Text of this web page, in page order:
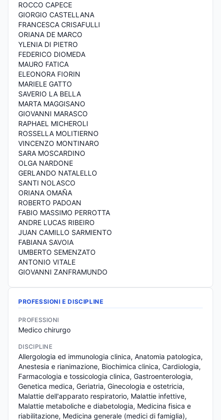
ROCCO CAPECE
GIORGIO CASTELLANA
FRANCESCA CRISAFULLI
ORIANA DE MARCO
YLENIA DI PIETRO
FEDERICO DIOMEDA
MAURO FATICA
ELEONORA FIORIN
MARIELE GATTO
SAVERIO LA BELLA
MARTA MAGGISANO
GIOVANNI MARASCO
RAPHAEL MICHEROLI
ROSSELLA MOLITIERNO
VINCENZO MONTINARO
SARA MOSCARDINO
OLGA NARDONE
GERLANDO NATALELLO
SANTI NOLASCO
ORIANA OMAÑA
ROBERTO PADOAN
FABIO MASSIMO PERROTTA
ANDRE LUCAS RIBEIRO
JUAN CAMILLO SARMIENTO
FABIANA SAVOIA
UMBERTO SEMENZATO
ANTONIO VITALE
GIOVANNI ZANFRAMUNDO
PROFESSIONI E DISCIPLINE
PROFESSIONI
Medico chirurgo
DISCIPLINE
Allergologia ed immunologia clinica, Anatomia patologica,
Anestesia e rianimazione, Biochimica clinica, Cardiologia,
Farmacologia e tossicologia clinica, Gastroenterologia,
Genetica medica, Geriatria, Ginecologia e ostetricia,
Malattie dell'apparato respiratorio, Malattie infettive,
Malattie metaboliche e diabetologia, Medicina fisica e
riabilitazione, Medicina generale (medici di famiglia),